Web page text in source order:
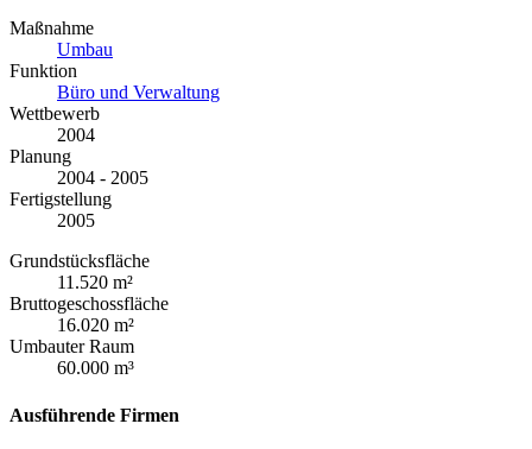
Maßnahme
Umbau
Funktion
Büro und Verwaltung
Wettbewerb
2004
Planung
2004 - 2005
Fertigstellung
2005
Grundstücksfläche
11.520 m²
Bruttogeschossfläche
16.020 m²
Umbauter Raum
60.000 m³
Ausführende Firmen